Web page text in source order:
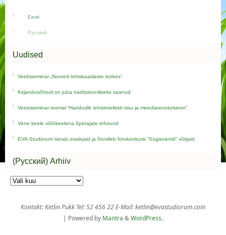
Eesti
Русский
Uudised
Veebiseminar „Noored tehiskaaslaste kütkes“
Kirjandusõhtud on juba traditsiooniliseks saanud
Veebiseminar teemal “Hariduslik tehisintellekti sisu ja meediarevolutsioon”.
Vene keele võõrkeelena õpetajate infotund
EVA-Studiorum tänab osalejaid ja õnnitleb fotokonkursi “Sügisvärvid” võitjaid
(Русский) Arhiiv
Kontakt: Ketlin Pukk Tel: 52 456 22 E-Mail: ketlin@evastudiorum.com
| Powered by Mantra &WordPress.